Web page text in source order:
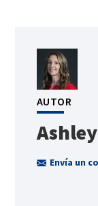
AUTOR
Envía un